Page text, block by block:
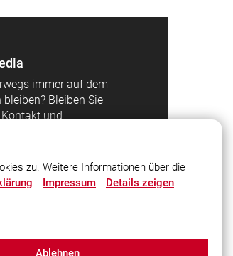
immer auf dem
bleiben? Bleiben Sie
und
zu. Weitere Informationen über die
Impressum Details zeigen
Ablehnen